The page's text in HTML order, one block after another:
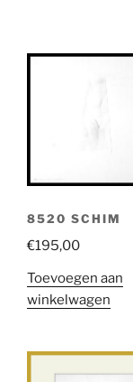
8520 SCHIM
€195,00
Toevoegen aan
winkelwagen